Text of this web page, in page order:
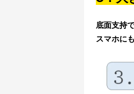
底面支持
スマホ